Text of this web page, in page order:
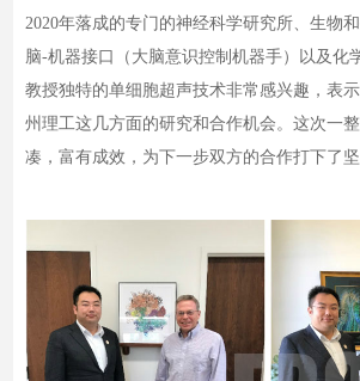
2020年落成的专门的神经科学研究所、生物
脑-机器接口（大脑意识控制机器手）以及化
教授独特的单细胞超声技术非常感兴趣，表
州理工这几方面的研究和合作机会。这次一
凑，富有成效，为下一步双方的合作打下了坚